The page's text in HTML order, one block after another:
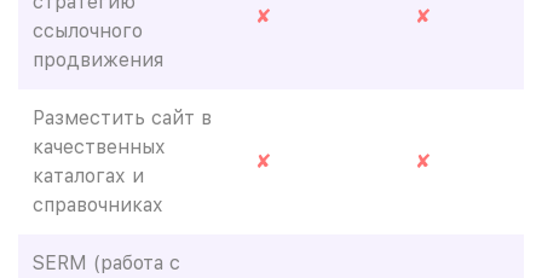
ссылочного
продвижения
✘ ✘
Разместить сайт в
качественных
каталогах и
справочниках
✘ ✘
SERM (работа с